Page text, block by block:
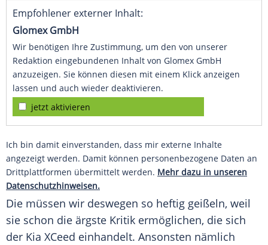
Empfohlener externer Inhalt:
Glomex GmbH
Wir benötigen Ihre Zustimmung, um den von unserer
Redaktion eingebundenen Inhalt von Glomex GmbH
anzuzeigen. Sie können diesen mit einem Klick anzeigen
lassen und auch wieder deaktivieren.
jetzt aktivieren
Ich bin damit einverstanden, dass mir externe Inhalte
angezeigt werden. Damit können personenbezogene Daten an
Drittplattformen übermittelt werden. Mehr dazu in unseren
Datenschutzhinweisen.
Die müssen wir deswegen so heftig geißeln, weil
sie schon die ärgste Kritik ermöglichen, die sich
der Kia XCeed einhandelt. Ansonsten nämlich